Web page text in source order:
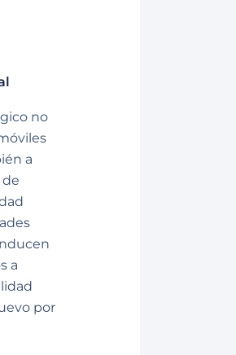
no
a
a
por